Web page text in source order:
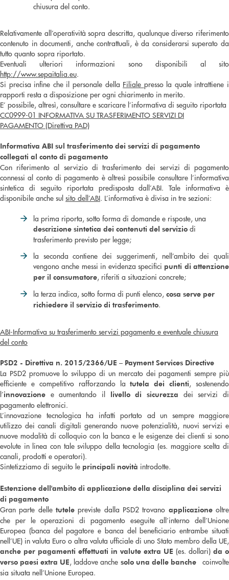
chiusura del conto.
Relativamente all’operatività sopra descritta, qualunque diverso riferimento
contenuto in documenti, anche contrattuali, è da considerarsi superato da
tutto quanto sopra riportato.
Eventuali ulteriori informazioni sono disponibili al sito
http://www.sepaitalia.eu.
Si precisa infine che il personale della Filiale presso la quale intrattiene i
rapporti resta a disposizione per ogni chiarimento in merito.
E’ possibile, altresì, consultare e scaricare l’informativa di seguito riportata
CC0999-01 INFORMATIVA SU TRASFERIMENTO SERVIZI DI
PAGAMENTO (Direttiva PAD)
Informativa ABI sul trasferimento dei servizi di pagamento
collegati al conto di pagamento
Con riferimento al servizio di trasferimento dei servizi di pagamento
connessi al conto di pagamento è altresì possibile consultare l’informativa
sintetica di seguito riportata predisposta dall’ABI. Tale informativa è
disponibile anche sul sito dell’ABI. L’informativa è divisa in tre sezioni:
la prima riporta, sotto forma di domande e risposte, una
descrizione sintetica dei contenuti del servizio di
trasferimento previsto per legge;
la seconda contiene dei suggerimenti, nell’ambito dei quali
vengono anche messi in evidenza specifici punti di attenzione
per il consumatore, riferiti a situazioni concrete;
la terza indica, sotto forma di punti elenco, cosa serve per
richiedere il servizio di trasferimento.
ABI-Informativa su trasferimento servizi pagamento e eventuale chiusura
del conto
PSD2 - Direttiva n. 2015/2366/UE – Payment Services Directive
La PSD2 promuove lo sviluppo di un mercato dei pagamenti sempre più
efficiente e competitivo rafforzando latutela dei clienti, sostenendo
l’innovazione e aumentando il livello di sicurezza dei servizi di
pagamento elettronici.
L’innovazione tecnologica ha infatti portato ad un sempre maggiore
utilizzo dei canali digitali generando nuove potenzialità, nuovi servizi e
nuove modalità di colloquio con la banca e le esigenze dei clienti si sono
evolute in linea con tale sviluppo della tecnologia (es. maggiore scelta di
canali, prodotti e operatori).
Sintetizziamo di seguito le principali novità introdotte.
Estenzione dell'ambito di applicazione della disciplina dei servizi
di pagamento
Gran parte delletutelepreviste dalla PSD2 trovano applicazioneoltre
che per le operazioni di pagamento eseguite all’interno dell’Unione
Europea (banca del pagatore e banca del beneficiario entrambe situati
nell’UE) in valuta Euro o altra valuta ufficiale di uno Stato membro della UE,
anche per pagamenti effettuati in valute extra UE (es. dollari) da o
verso paesi extra UE, laddove anche solo una delle banche
coinvolte
sia situata nell’Unione Europea.